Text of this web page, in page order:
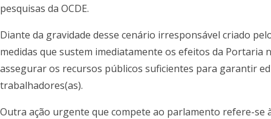
pesquisas da OCDE.
Diante da gravidade desse cenário irresponsável criado
medidas que sustem imediatamente os efeitos da Portaria
assegurar os recursos públicos suficientes para garantir
trabalhadores(as).
Outra ação urgente que compete ao parlamento refere-se